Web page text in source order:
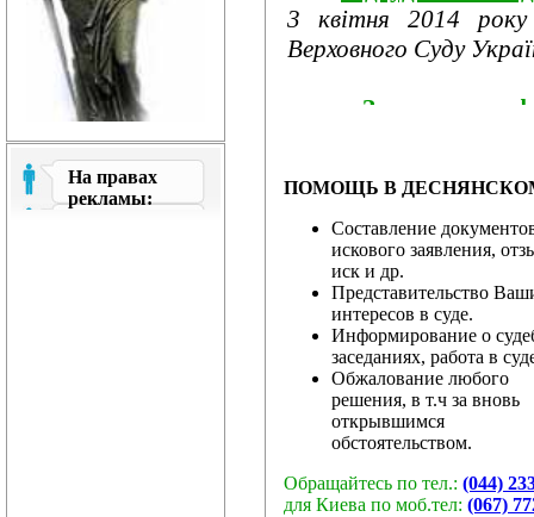
На правах
рекламы:
3 квітня 2014
Верховного Суду
Затверджено
про розгляд
Рада суддів
програми заході...
24 березня 2014
господарських судів.
&...
суддів і працівників...
ПОМОЩЬ В ДЕСНЯНСКОМ
Составление
искового заявления,
иск и др.
Представительство
интересов в суде.
Информирование о
заседаниях, работа в
Обжалование любого
решения, в т.ч за вновь
открывшимся
обстоятельством.
Обращайтесь по тел.: (044)
для Киева по моб.тел: (067)